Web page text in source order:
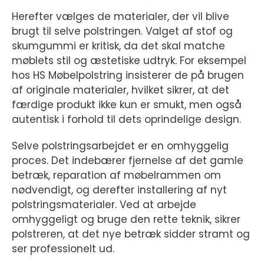
Herefter vælges de materialer, der vil blive
brugt til selve polstringen. Valget af stof og
skumgummi er kritisk, da det skal matche
møblets stil og æstetiske udtryk. For eksempel
hos HS Møbelpolstring insisterer de på brugen
af originale materialer, hvilket sikrer, at det
færdige produkt ikke kun er smukt, men også
autentisk i forhold til dets oprindelige design.
Selve polstringsarbejdet er en omhyggelig
proces. Det indebærer fjernelse af det gamle
betræk, reparation af møbelrammen om
nødvendigt, og derefter installering af nyt
polstringsmaterialer. Ved at arbejde
omhyggeligt og bruge den rette teknik, sikrer
polstreren, at det nye betræk sidder stramt og
ser professionelt ud.